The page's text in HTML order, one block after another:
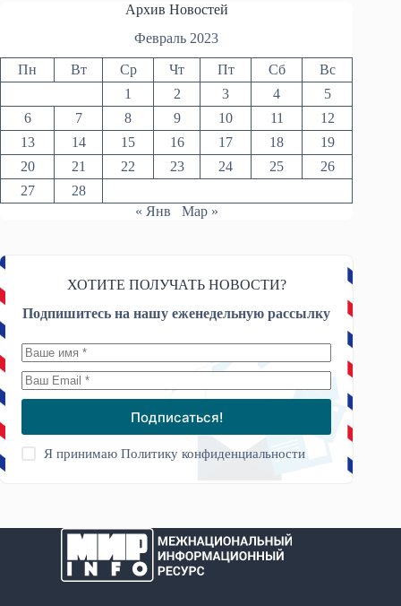
Архив Новостей
Февраль 2023
Пн Вт Ср Чт Пт Сб
Вс
1
2 3 4
5
6
7 8 9 10 11
12
13
14 15 16 17 18
19
20
21 22 23 24 25
26
27
28
« Янв
Мар »
ХОТИТЕ ПОЛУЧАТЬ НОВОСТИ?
Подпишитесь на нашу еженедельную рассылку
Подписаться!
Я принимаюПолитику конфиденциальности